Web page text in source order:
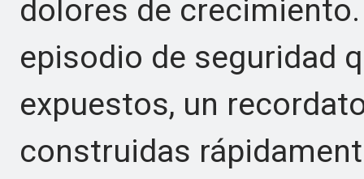
dolores de
episodio de seguridad
expuestos, un
construidas